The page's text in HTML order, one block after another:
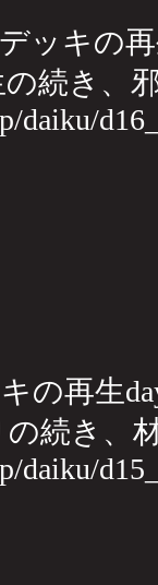
ッキの再
続き、
daiku/
の再生
続き、
daiku/